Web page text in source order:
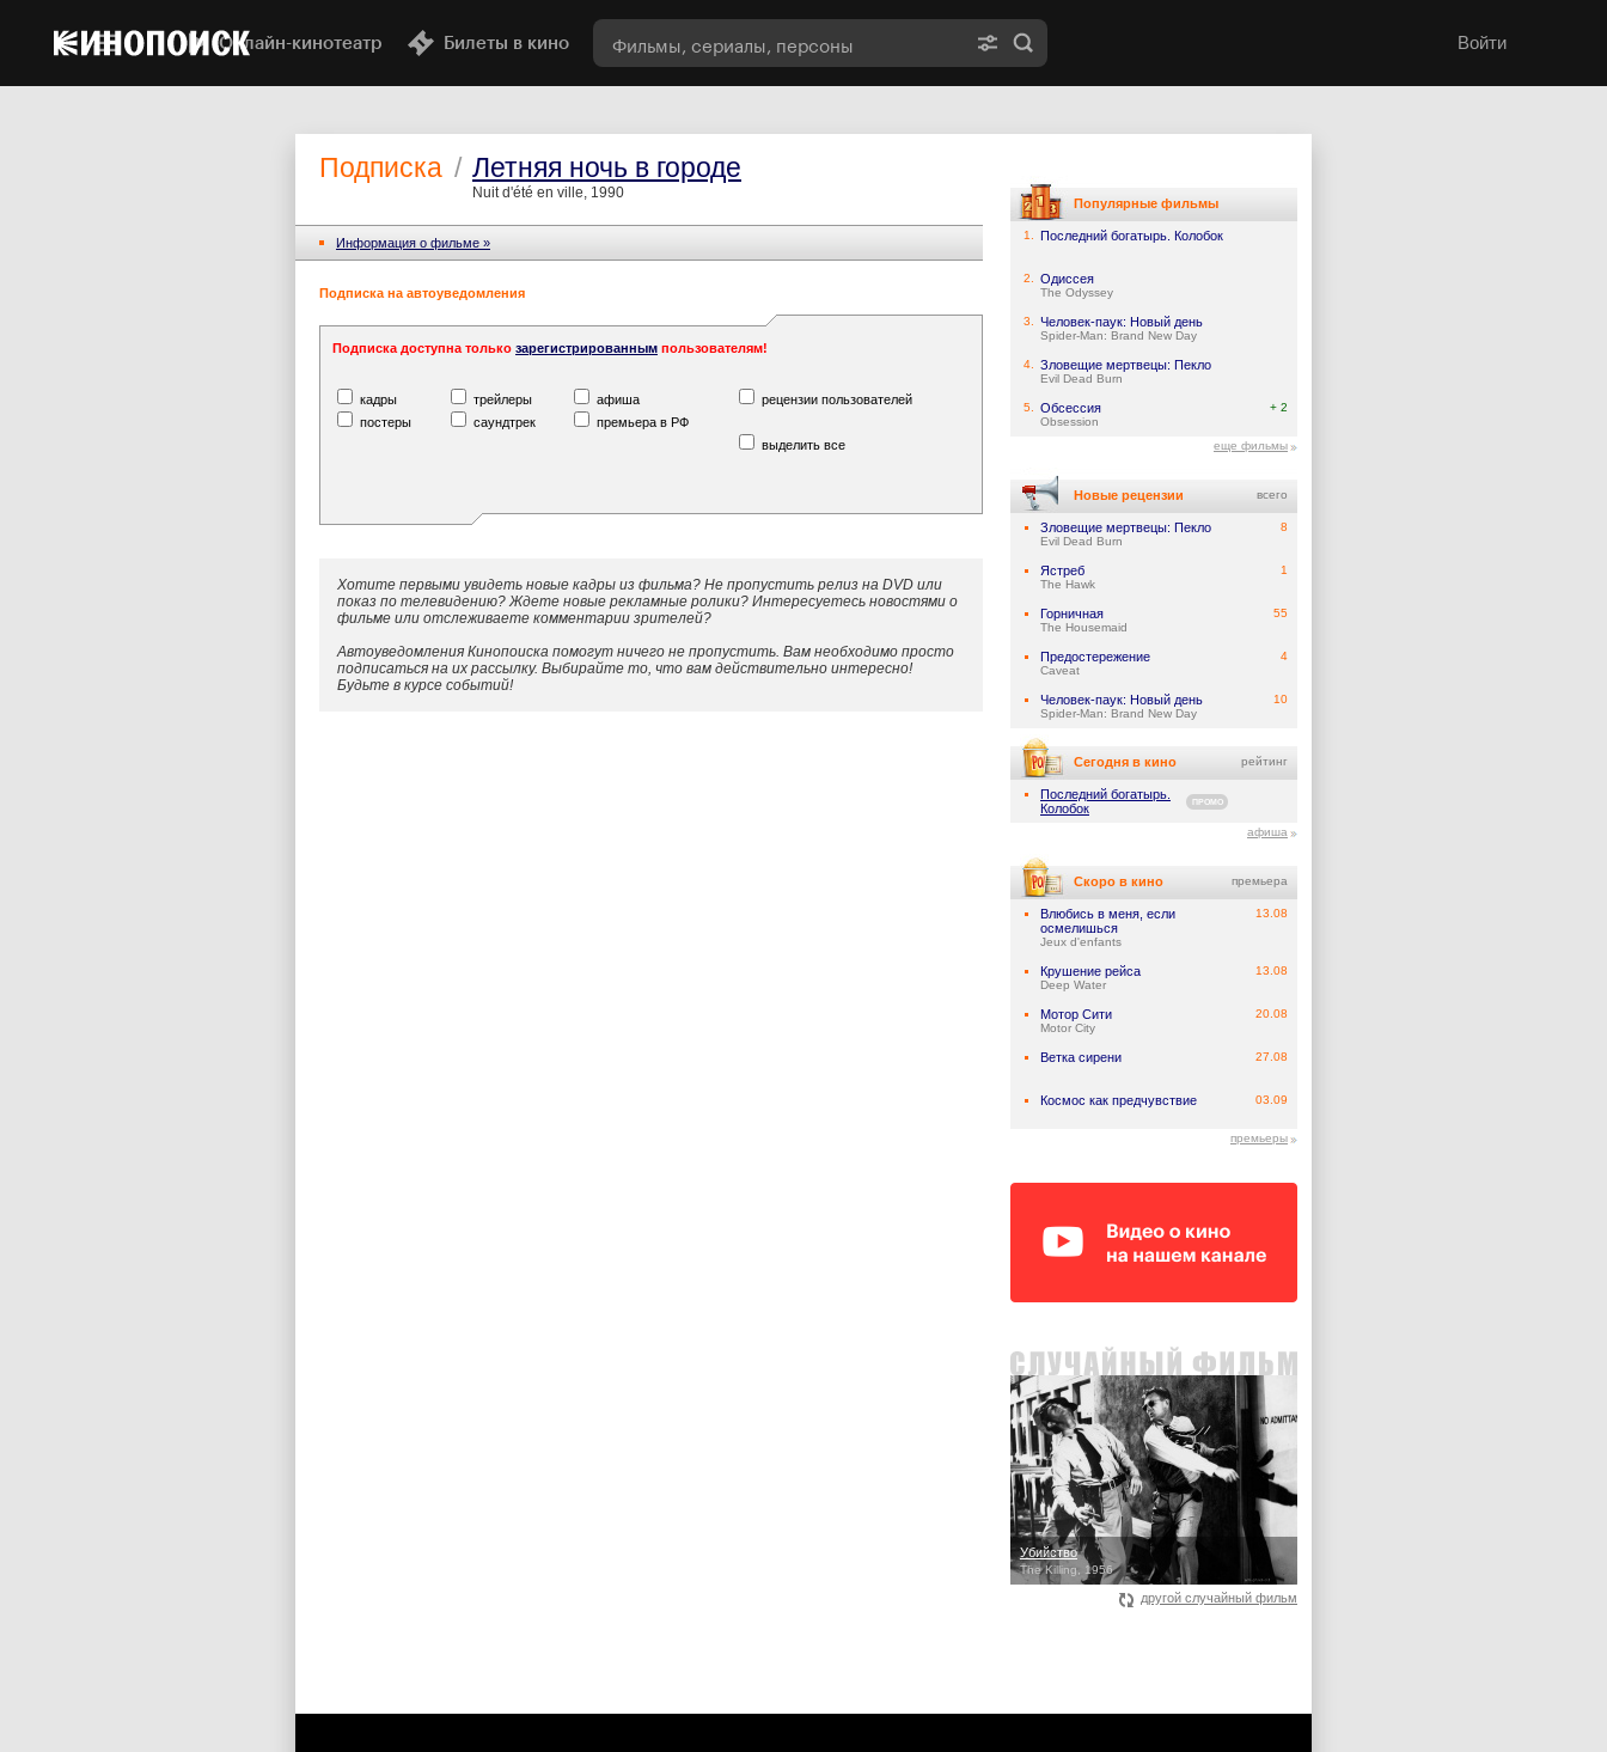
Онлайн-кинотеатр Билеты в кино Войти
Подписка / Летняя ночь в городе
Nuit d'été en ville, 1990
Информация o фильме »
Подписка на автоуведомления
Подписка доступна только зарегистрированным пользователям!
кадры трейлеры афиша
рецензии пользователей
постеры
саундтрек
премьера в РФ
выделить все
Хотите первыми увидеть новые кадры из фильма? Не пропустить релиз на DVD или
показ по телевидению? Ждете новые рекламные ролики? Интересуетесь новостями о
фильме или отслеживаете комментарии зрителей?
Автоуведомления Кинопоиска помогут ничего не пропустить. Вам необходимо просто
подписаться на их рассылку. Выбирайте то, что вам действительно интересно!
Будьте в курсе событий!
Популярные фильмы
1. Последний богатырь. Колобок
2. Одиссея
The Odyssey
3. Человек-паук: Новый день
Spider-Man: Brand New Day
4. Зловещие мертвецы: Пекло
Evil Dead Burn
5. Обсессия
Obsession
+ 2
еще фильмы
Новые рецензии всего
Зловещие мертвецы: Пекло
Evil Dead Burn
8
Ястреб
The Hawk
1
Горничная
The Housemaid
55
Предостережение
Caveat
4
Человек-паук: Новый день
Spider-Man: Brand New Day
10
Сегодня в кино рейтинг
Последний богатырь.
Колобок
ПРОМО
афиша
Скоро в кино премьера
Влюбись в меня, если
осмелишься
Jeux d'enfants
13.08
Крушение рейса
Deep Water
13.08
Мотор Сити
Motor City
20.08
Ветка сирени 27.08
Космос как предчувствие 03.09
премьеры
Убийство
The Killing, 1956
другой случайный фильм